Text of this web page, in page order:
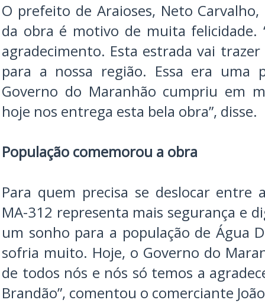
O prefeito de Araioses, Neto
da obra é motivo de muita felicidade.
agradecimento. Esta estrada vai
para a nossa região. Essa era uma
Governo do Maranhão cumpriu em
hoje nos entrega esta bela obra”, disse.
População comemorou a obra
Para quem precisa se deslocar entre
MA-312 representa mais segurança e
um sonho para a população de Água
sofria muito. Hoje, o Governo do
de todos nós e nós só temos a
Brandão”, comentou o comerciante